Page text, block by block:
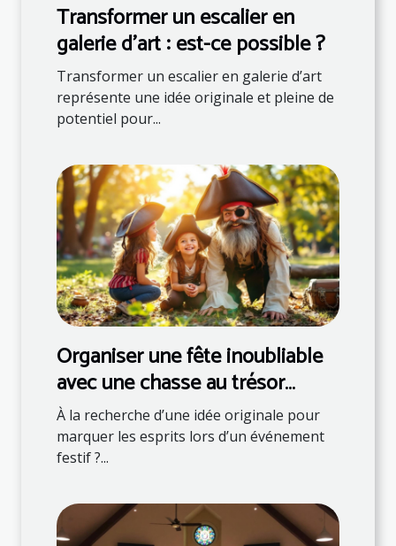
Transformer un escalier en
galerie d'art : est-ce possible ?
Transformer un escalier en galerie d’art
représente une idée originale et pleine de
potentiel pour...
Organiser une fête inoubliable
avec une chasse au trésor
thématique
À la recherche d’une idée originale pour
marquer les esprits lors d’un événement
festif ?...